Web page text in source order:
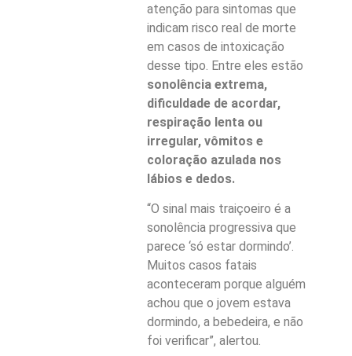
atenção para sintomas que
indicam risco real de morte
em casos de intoxicação
desse tipo. Entre eles estão
sonolência extrema,
dificuldade de acordar,
respiração lenta ou
irregular, vômitos e
coloração azulada nos
lábios e dedos.
“O sinal mais traiçoeiro é a
sonolência progressiva que
parece ‘só estar dormindo’.
Muitos casos fatais
aconteceram porque alguém
achou que o jovem estava
dormindo, a bebedeira, e não
foi verificar”, alertou.